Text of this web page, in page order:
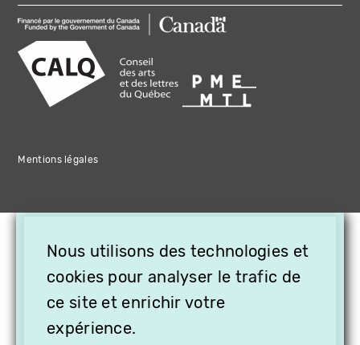
Mentions légales
Nous utilisons des technologies et
cookies pour analyser le trafic de
ce site et enrichir votre
expérience.
OFFREZ LA VIDÉO EN
CADEAU, ABONNEZ VOS
PROCHES À VITHÈQUE !